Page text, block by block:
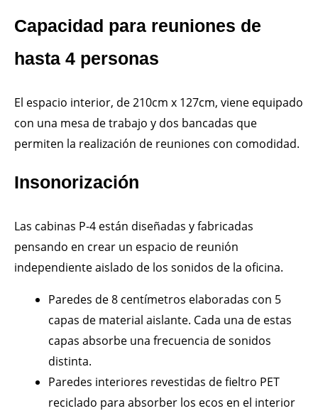
Capacidad para reuniones de
hasta 4 personas
El espacio interior, de 210cm x 127cm, viene equipado
con una mesa de trabajo y dos bancadas que
permiten la realización de reuniones con comodidad.
Insonorización
Las cabinas P-4 están diseñadas y fabricadas
pensando en crear un espacio de reunión
independiente aislado de los sonidos de la oficina.
Paredes de 8 centímetros elaboradas con 5
capas de material aislante. Cada una de estas
capas absorbe una frecuencia de sonidos
distinta.
Paredes interiores revestidas de fieltro PET
reciclado para absorber los ecos en el interior